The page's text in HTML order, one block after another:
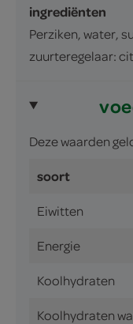
ingrediënten
Perziken, water,
zuurteregelaar:
Deze waarden
soort
Eiwitten
Energie
Koolhydraten
Koolhydraten